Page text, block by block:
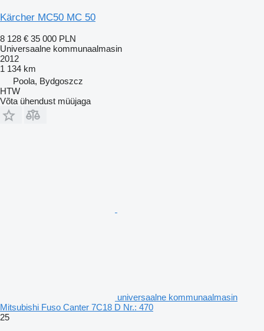
Kärcher MC50 MC 50
8 128 € 35 000 PLN
Universaalne kommunaalmasin
2012
1 134 km
Poola, Bydgoszcz
HTW
Võta ühendust müüjaga
universaalne kommunaalmasin
Mitsubishi Fuso Canter 7C18 D Nr.: 470
25